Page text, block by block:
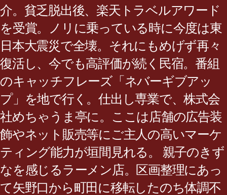
介。貧乏脱出後、楽天トラベルアワード
を受賞。ノリに乗っている時に今度は東
日本大震災で全壊。それにもめげず再々
復活し、今でも高評価が続く民宿。番組
のキャッチフレーズ「ネバーギブアッ
プ」を地で行く。仕出し専業で、株式会
社めちゃうま亭に。ここは店舗の広告装
飾やネット販売等にご主人の高いマーケ
ティング能力が垣間見れる。 親子のきず
なを感じるラーメン店。区画整理にあっ
て矢野口から町田に移転したのち体調不